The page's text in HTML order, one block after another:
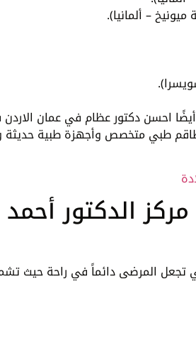
– ألمانيا).
احسن دكتور عظام في عمان
طاقم طبي متخصص وأجهزة طبية حديثة
الدكتور أحمد
تجعل المرضى دائماً في راحة حيث